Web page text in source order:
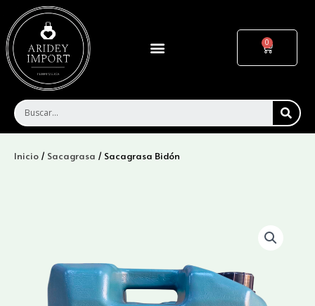
contenido
Menu Cart
Inicio / Sacagrasa / Sacagrasa Bidón